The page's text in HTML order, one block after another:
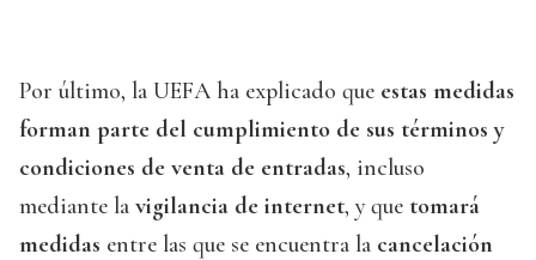
Por último, la UEFA ha explicado que estas medidas
forman parte del cumplimiento de sus términos y
condiciones de venta de entradas, incluso
mediante la vigilancia de internet, y que tomará
medidas entre las que se encuentra la cancelación